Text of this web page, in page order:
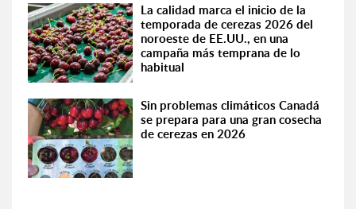
La calidad marca el inicio de la
temporada de cerezas 2026 del
noroeste de EE.UU., en una
campaña más temprana de lo
habitual
Sin problemas climáticos Canadá
se prepara para una gran cosecha
de cerezas en 2026